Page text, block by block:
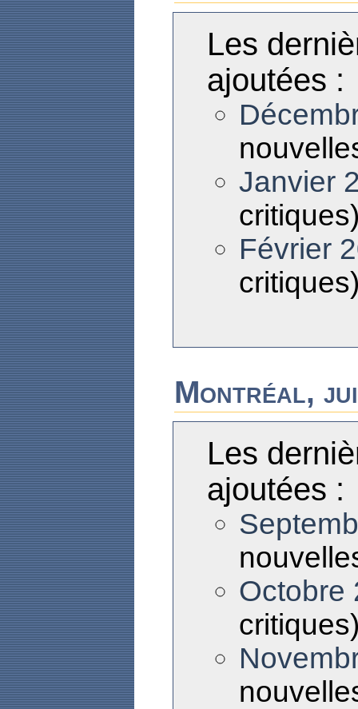
Les
ajoutées :
Janvier
Février
Montréal,
Les
ajoutées :
Octobre